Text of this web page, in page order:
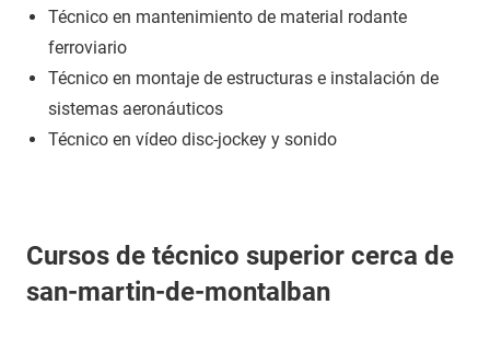
Técnico en mantenimiento de material rodante
ferroviario
Técnico en montaje de estructuras e instalación de
sistemas aeronáuticos
Técnico en vídeo disc-jockey y sonido
Cursos de técnico superior cerca de
san-martin-de-montalban